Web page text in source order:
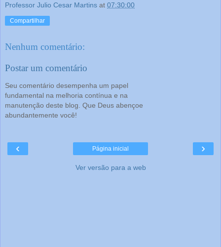
Professor Julio Cesar Martins at 07:30:00
Compartilhar
Nenhum comentário:
Postar um comentário
Seu comentário desempenha um papel
fundamental na melhoria contínua e na
manutenção deste blog. Que Deus abençoe
abundantemente você!
‹ ›
Página inicial
Ver versão para a web